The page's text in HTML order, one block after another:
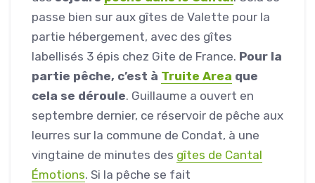
passe bien sur aux gîtes de Valette pour la
partie hébergement, avec des gîtes
labellisés 3 épis chez Gite de France. Pour la
partie pêche, c’est à Truite Area que
cela se déroule. Guillaume a ouvert en
septembre dernier, ce réservoir de pêche aux
leurres sur la commune de Condat, à une
vingtaine de minutes des gîtes de Cantal
Émotions. Si la pêche se fait